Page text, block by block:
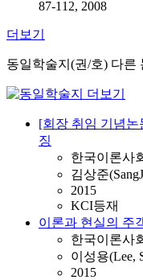
87-112, 2008
더보기
동일학술지(권/호) 다른
[회장 취임 기념
징
한국이론사
김상준
2015
KCI등재
이론과 현실의 주
한국이론사
이성용(Lee,
2015